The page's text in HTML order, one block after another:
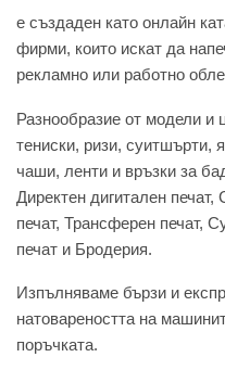
e създаден като онлайн
фирми, които искат да
рекламно или работно
Разнообразие от модели и
тениски, ризи, суитшърти,
чаши, ленти и връзки за
Директен дигитален
печат, Трансферен печат,
печат и Бродерия.
Изпълняваме бързи и
натовареността на
поръчката.